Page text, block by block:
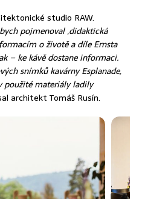
studio RAW.
pojmenoval ‚didaktická
o životě a díle Ernsta
– ke kávě dostane informaci.
snímků kavárny Esplanade,
použité materiály ladily
architekt Tomáš Rusín.